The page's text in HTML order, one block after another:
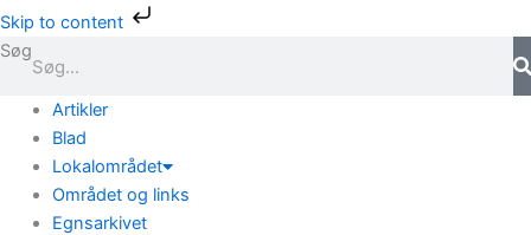
Skip to content
Gå
til
indholdet
Søg
Artikler
Blad
Lokalområdet
Området og links
Egnsarkivet